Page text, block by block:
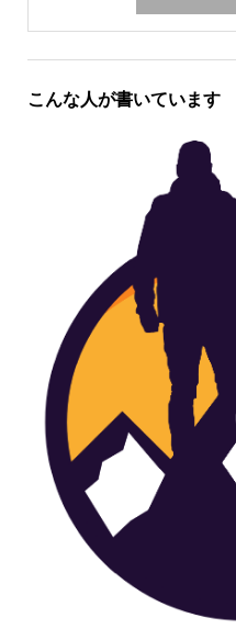
こんな人が書いています